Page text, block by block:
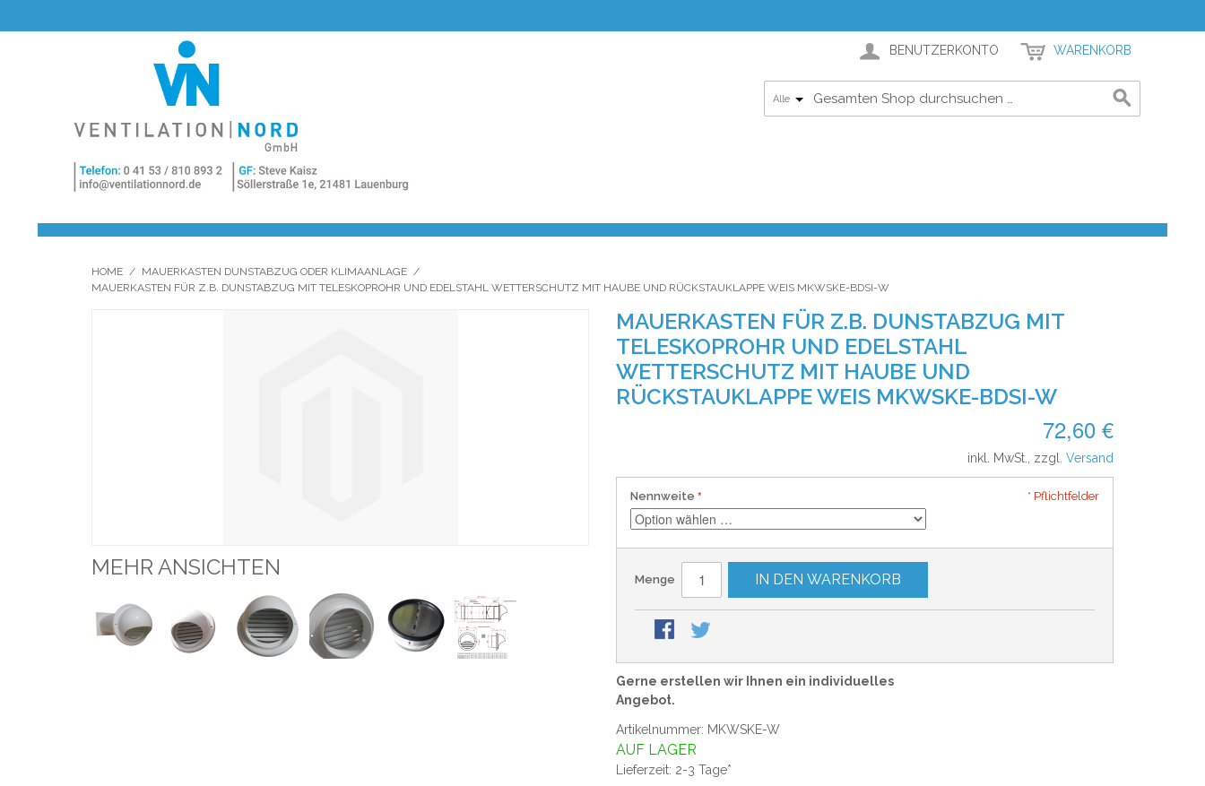
BENUTZERKONTO WARENKORB
Alle
HOME / MAUERKASTEN DUNSTABZUG ODER KLIMAANLAGE /
MAUERKASTEN FÜR Z.B. DUNSTABZUG MIT TELESKOPROHR UND EDELSTAHL WETTERSCHUTZ MIT HAUBE UND RÜCKSTAUKLAPPE WEIS MKWSKE-BDSI-W
MEHR ANSICHTEN
MAUERKASTEN FÜR Z.B. DUNSTABZUG MIT
TELESKOPROHR UND EDELSTAHL
WETTERSCHUTZ MIT HAUBE UND
RÜCKSTAUKLAPPE WEIS MKWSKE-BDSI-W
72,60 €
inkl. MwSt., zzgl. Versand
Nennweite * Pflichtfelder
Menge IN DEN WARENKORB
Gerne erstellen wir Ihnen ein individuelles
Angebot.
Artikelnummer: MKWSKE-W
AUF LAGER
Lieferzeit: 2-3 Tage*